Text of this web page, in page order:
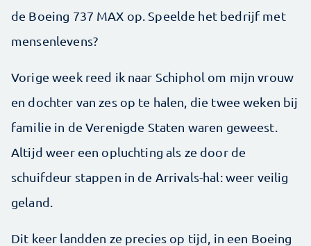
de Boeing 737 MAX op. Speelde het bedrijf met
mensenlevens?
Vorige week reed ik naar Schiphol om mijn vrouw
en dochter van zes op te halen, die twee weken bij
familie in de Verenigde Staten waren geweest.
Altijd weer een opluchting als ze door de
schuifdeur stappen in de Arrivals-hal: weer veilig
geland.
Dit keer landden ze precies op tijd, in een Boeing